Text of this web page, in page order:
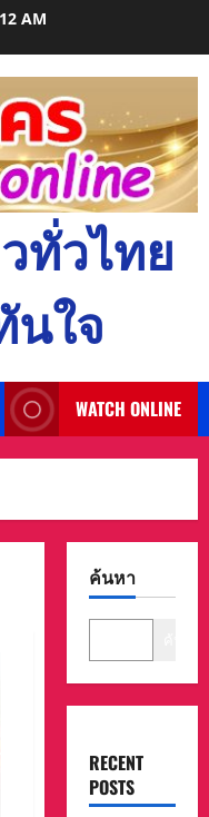
AM
ทั่วไทย
นใจ
WATCH ONLINE
ค้นหา
RECENT
POSTS